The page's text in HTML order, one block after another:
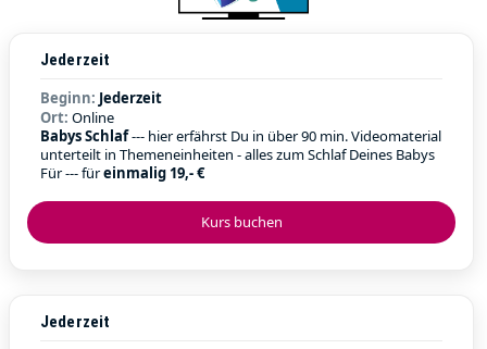
Kurs buchen
Jederzeit
Beginn: Jederzeit
Ort: Online
Babys Schlaf--- hier erfährst Du in über 90 min. Videomaterial
unterteilt in Themeneinheiten - alles zum Schlaf Deines Babys
Für --- füreinmalig 19,- €
Jederzeit